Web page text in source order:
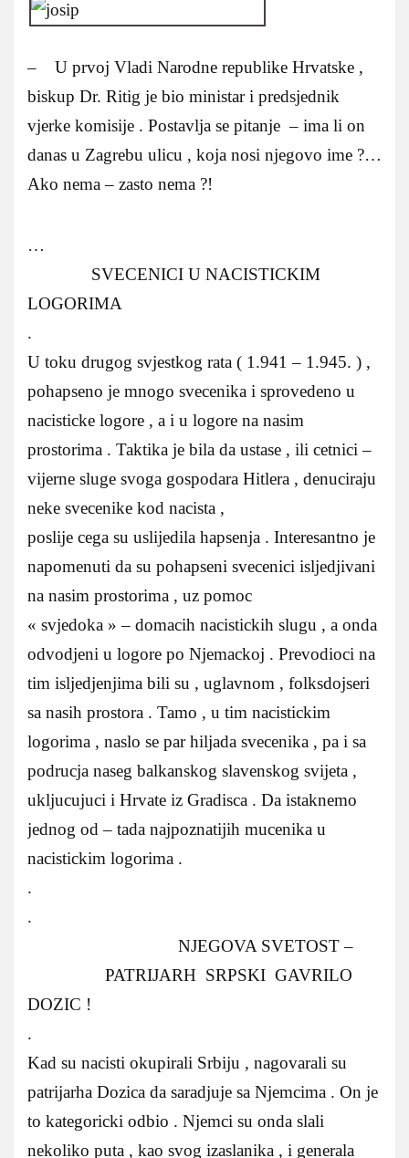
– U prvoj Vladi Narodne republike Hrvatske ,
biskup Dr. Ritig je bio ministar i predsjednik
vjerke komisije . Postavlja se pitanje – ima li on
danas u Zagrebu ulicu , koja nosi njegovo ime ?…
Ako nema – zasto nema ?!
…
SVECENICI U NACISTICKIM
LOGORIMA
.
U toku drugog svjestkog rata ( 1.941 – 1.945. ) ,
pohapseno je mnogo svecenika i sprovedeno u
nacisticke logore , a i u logore na nasim
prostorima . Taktika je bila da ustase , ili cetnici –
vijerne sluge svoga gospodara Hitlera , denuciraju
neke svecenike kod nacista ,
poslije cega su uslijedila hapsenja . Interesantno je
napomenuti da su pohapseni svecenici isljedjivani
na nasim prostorima , uz pomoc
« svjedoka » – domacih nacistickih slugu , a onda
odvodjeni u logore po Njemackoj . Prevodioci na
tim isljedjenjima bili su , uglavnom , folksdojseri
sa nasih prostora . Tamo , u tim nacistickim
logorima , naslo se par hiljada svecenika , pa i sa
podrucja naseg balkanskog slavenskog svijeta ,
ukljucujuci i Hrvate iz Gradisca . Da istaknemo
jednog od – tada najpoznatijih mucenika u
nacistickim logorima .
.
.
NJEGOVA SVETOST –
PATRIJARH SRPSKI GAVRILO
DOZIC !
.
Kad su nacisti okupirali Srbiju , nagovarali su
patrijarha Dozica da saradjuje sa Njemcima . On je
to kategoricki odbio . Njemci su onda slali
nekoliko puta , kao svog izaslanika , i generala